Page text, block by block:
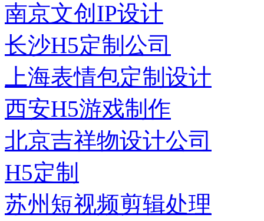
南京文创IP设计
长沙H5定制公司
上海表情包定制设计
西安H5游戏制作
北京吉祥物设计公司
H5定制
苏州短视频剪辑处理